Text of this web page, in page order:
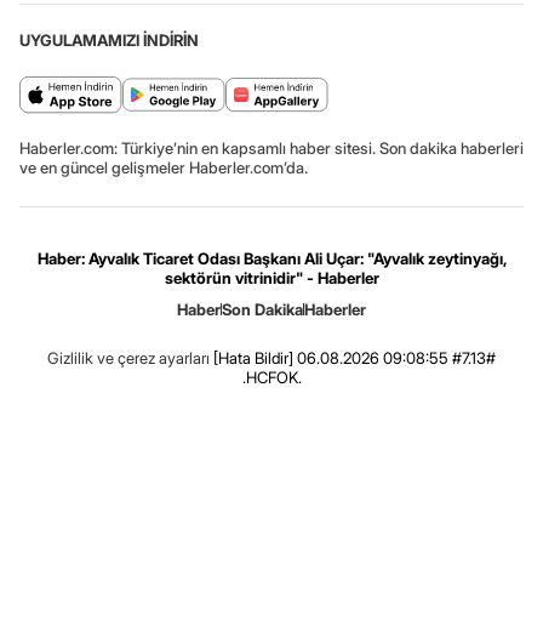
UYGULAMAMIZI İNDİRİN
Haberler.com: Türkiye’nin en kapsamlı haber sitesi. Son dakika haberleri
ve en güncel gelişmeler Haberler.com’da.
Haber: Ayvalık Ticaret Odası Başkanı Ali Uçar: "Ayvalık zeytinyağı,
sektörün vitrinidir" - Haberler
HaberSon DakikaHaberler
Gizlilik ve çerez ayarları [Hata Bildir] 06.08.2026 09:08:55 #7.13#
.HCFOK.